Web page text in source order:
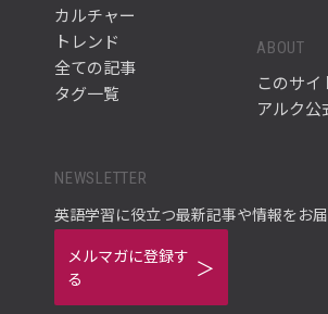
カルチャー
トレンド
全ての記事
タグ一覧
ABOUT
このサイ
アルク公
NEWSLETTER
英語学習に役立つ最新記事や情報をお届
メルマガに登録す
る